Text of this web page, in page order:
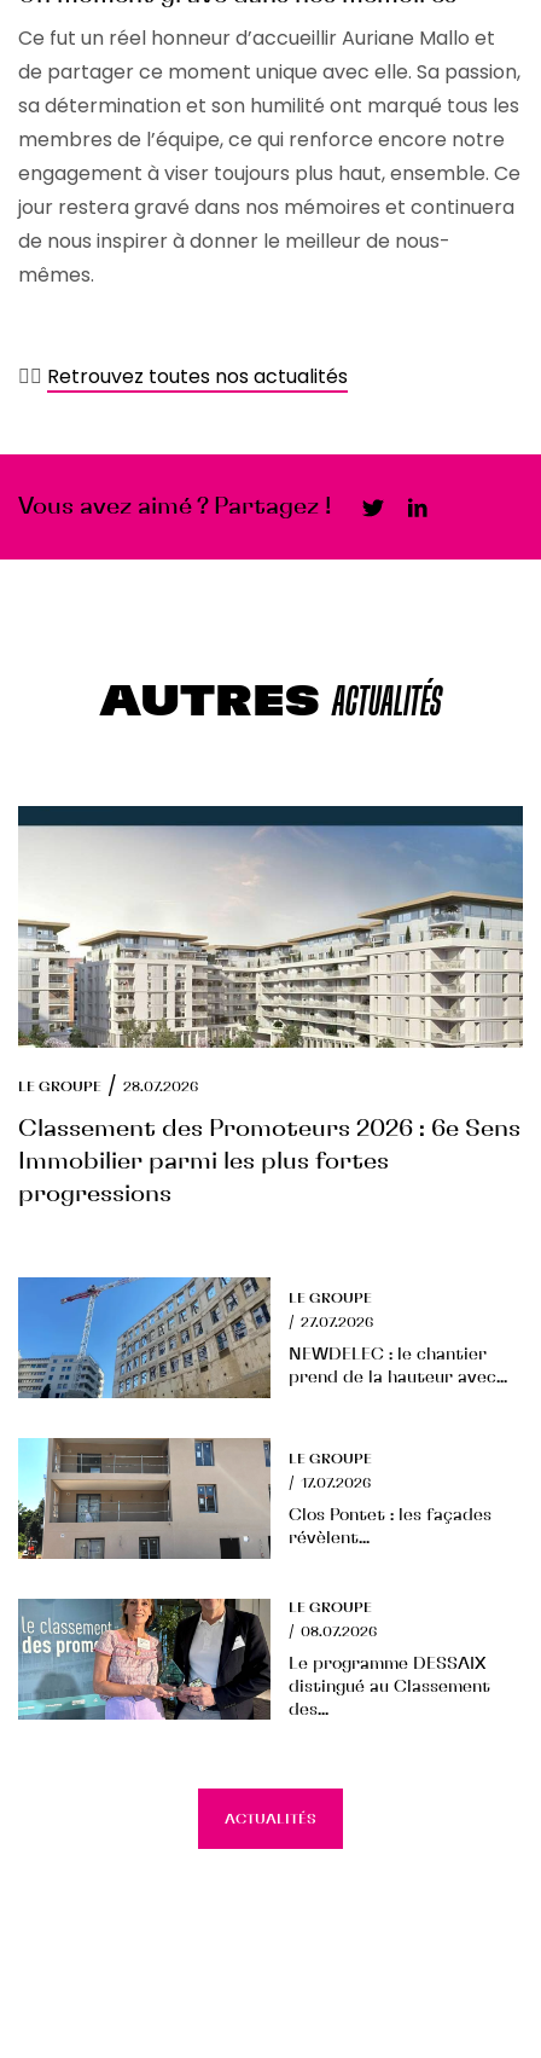
Ce fut un réel honneur d’accueillir Auriane Mallo et
de partager ce moment unique avec elle. Sa passion,
sa détermination et son humilité ont marqué tous les
membres de l’équipe, ce qui renforce encore notre
engagement à viser toujours plus haut, ensemble. Ce
jour restera gravé dans nos mémoires et continuera
de nous inspirer à donner le meilleur de nous-
mêmes.
👉🏻 Retrouvez toutes nos actualités
Vous avez aimé ? Partagez !
AUTRES ACTUALITÉS
LE GROUPE / 28.07.2026
Classement des Promoteurs 2026 : 6e Sens
Immobilier parmi les plus fortes
progressions
LE GROUPE
/ 27.07.2026
NEWDELEC : le chantier
prend de la hauteur avec...
LE GROUPE
/ 17.07.2026
Clos Pontet : les façades
révèlent...
LE GROUPE
/ 08.07.2026
Le programme DESSAIX
distingué au Classement
des...
ACTUALITÉS